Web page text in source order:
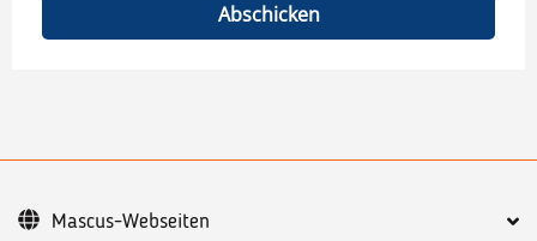
Abschicken
Mascus-Webseiten